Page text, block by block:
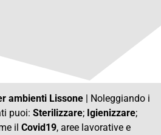
ambienti Lissone | Noleggiando i
puoi: Sterilizzare; Igienizzare;
il Covid19, aree lavorative e